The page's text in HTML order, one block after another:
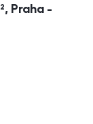
Praha -